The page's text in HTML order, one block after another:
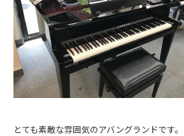
とても素敵な雰囲気のアバングランドです。